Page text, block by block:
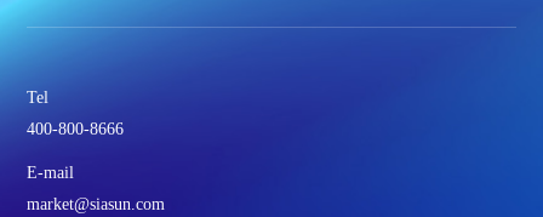
Tel
400-800-8666
E-mail
market@siasun.com